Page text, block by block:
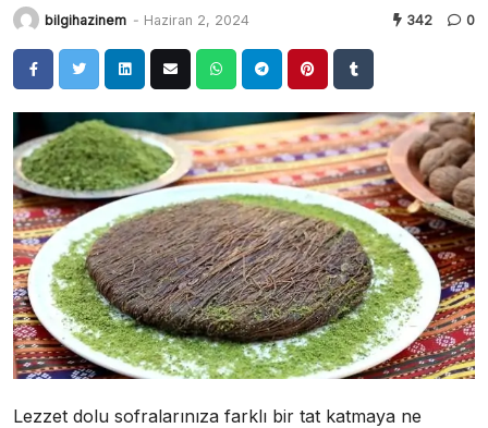
bilgihazinem - Haziran 2, 2024 342 0
Lezzet dolu sofralarınıza farklı bir tat katmaya ne